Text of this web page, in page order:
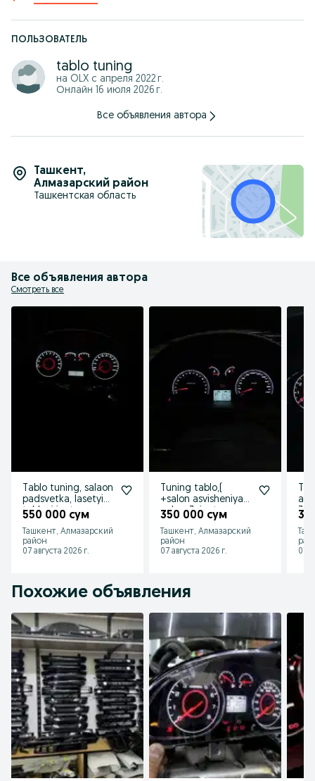
ПОЛЬЗОВАТЕЛЬ
tablo tuning
на OLX с апреля 2022 г.
Онлайн 16 июля 2026 г.
Все объявления автора
Ташкент,
Алмазарский район
Ташкентская область
Все объявления автора
Смотреть все
Tablo tuning, salaon
padsvetka, lasetyi
tabloni jentra
fasonda tuning
550 000 сум
Ташкент, Алмазарский
район
07 августа 2026 г.
Tuning tablo,(
+salon asvisheniya),
neksa 3, jentra,
350 000 сум
Ташкент, Алмазарский
район
07 августа 2026 г.
3,
07
Похожие объявления